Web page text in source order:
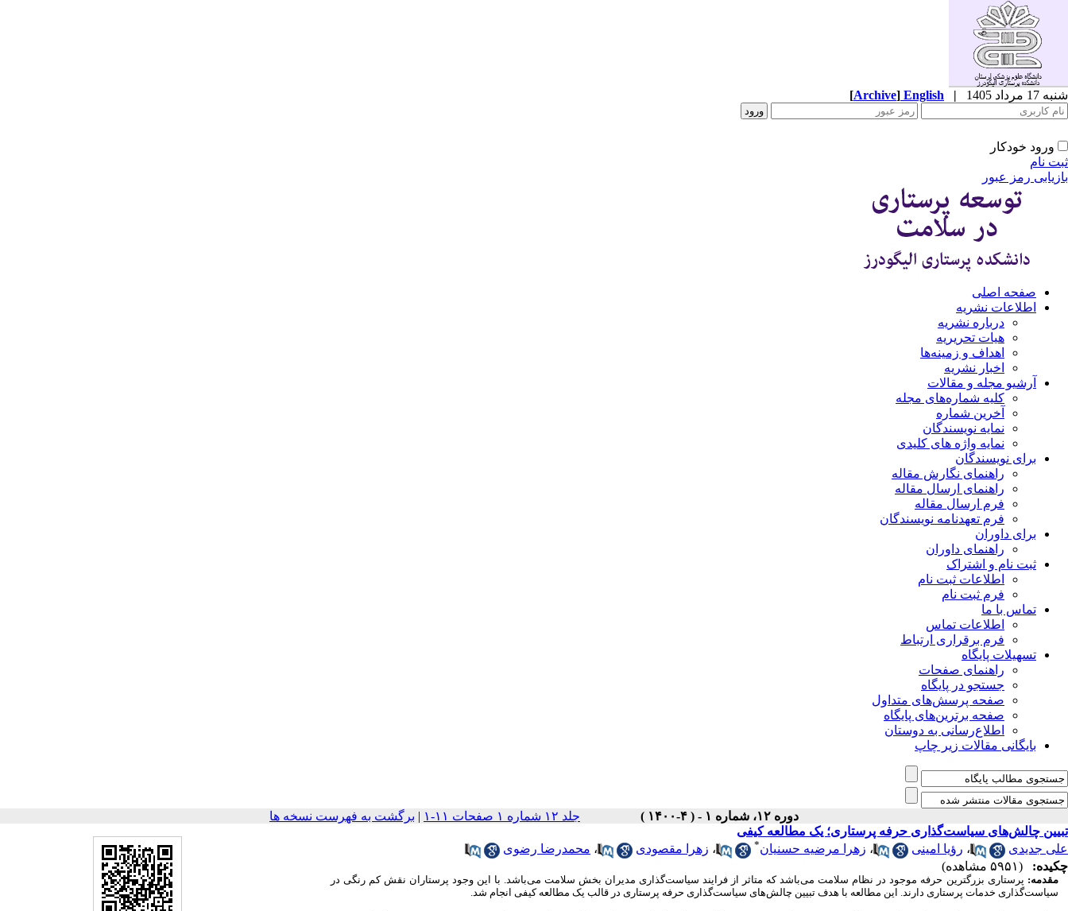
شنبه 17 مرداد 1405 |
English
[Archive]
ورود خودکار
ثبت نام
بازیابی رمز عبور
صفحه اصلی
اطلاعات نشریه
درباره نشریه
هیات تحریریه
اهداف و زمینه‌ها
اخبار نشریه
آرشیو مجله و مقالات
کلیه شماره‌های مجله
آخرین شماره
نمایه نویسندگان
نمایه واژه های کلیدی
برای نویسندگان
راهنمای نگارش مقاله
راهنمای ارسال مقاله
فرم ارسال مقاله
فرم تعهدنامه نویسندگان
برای داوران
راهنمای داوران
ثبت نام و اشتراک
اطلاعات ثبت نام
فرم ثبت نام
تماس با ما
اطلاعات تماس
فرم برقراری ارتباط
تسهیلات پایگاه
راهنمای صفحات
جستجو در پایگاه
صفحه پرسش‌های متداول
صفحه برترین‌های پایگاه
اطلاع‌رسانی به دوستان
بایگانی مقالات زیر چاپ
دوره ۱۲، شماره ۱ - ( ۴-۱۴۰۰ ) جلد ۱۲ شماره ۱ صفحات ۱۱-۱ | برگشت به فهرست نسخه ها
تبیین چالش‌های سیاست‌گذاری حرفه پرستاری؛ یک مطالعه کیفی
علی جدیدی
، رؤیا امینی ، زهرا مرضیه حسنیان* ، زهرا مقصودی ، محمدرضا رضوی
چکیده:
(۵۹۵۱ مشاهده)
مقدمه: پرستاری بزرگترین حرفه موجود در نظام سلامت می‌باشد که متاثر از فرایند سیاست‌گذاری مدیران بخش سلامت می‌باشد. با این وجود پرستاران نقش کم رنگی در
سیاست‌گذاری خدمات پرستاری دارند. این مطالعه با هدف تبیین چالش‌های سیاست‌گذاری حرفه پرستاری در قالب یک مطالعه کیفی انجام شد.